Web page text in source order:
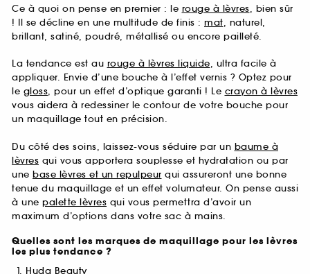
Ce à quoi on pense en premier : le rouge à lèvres, bien sûr
! Il se décline en une multitude de finis : mat, naturel,
brillant, satiné, poudré, métallisé ou encore pailleté.
La tendance est au rouge à lèvres liquide, ultra facile à
appliquer. Envie d’une bouche à l’effet vernis ? Optez pour
le gloss, pour un effet d’optique garanti ! Le crayon à lèvres
vous aidera à redessiner le contour de votre bouche pour
un maquillage tout en précision.
Du côté des soins, laissez-vous séduire par un baume à
lèvres qui vous apportera souplesse et hydratation ou par
une base lèvres et un repulpeur qui assureront une bonne
tenue du maquillage et un effet volumateur. On pense aussi
à une palette lèvres qui vous permettra d’avoir un
maximum d’options dans votre sac à mains.
Quelles sont les marques de maquillage pour les lèvres
les plus tendance ?
Huda Beauty